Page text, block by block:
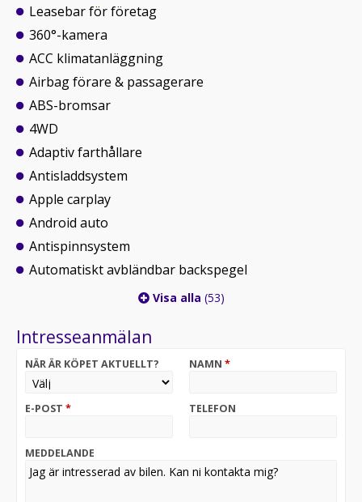
Leasebar för företag
360°-kamera
ACC klimatanläggning
Airbag förare & passagerare
ABS-bromsar
4WD
Adaptiv farthållare
Antisladdsystem
Apple carplay
Android auto
Antispinnsystem
Automatiskt avbländbar backspegel
Visa alla (53)
Intresseanmälan
NÄR ÄR KÖPET AKTUELLT? NAMN *
E-POST * TELEFON
MEDDELANDE